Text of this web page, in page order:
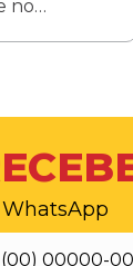
no…
WhatsApp